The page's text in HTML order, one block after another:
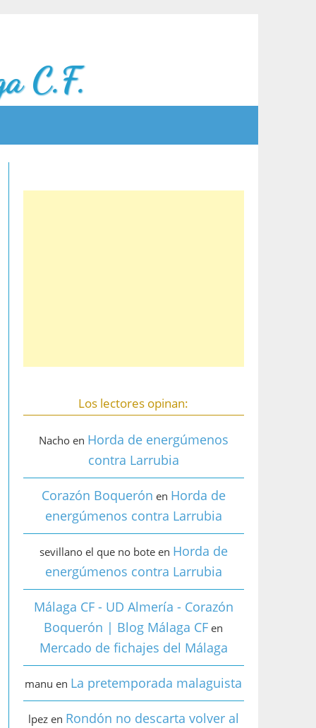
C.F.
Los lectores opinan:
Nachoen Horda de energúmenos
contra Larrubia
Corazón Boquerón en Horda de
energúmenos contra Larrubia
sevillano el que no boteen Horda de
energúmenos contra Larrubia
Málaga CF - UD Almería - Corazón
Boquerón | Blog Málaga CF en
Mercado de fichajes del Málaga
manu en La pretemporada malaguista
lpezen Rondón no descarta volver al